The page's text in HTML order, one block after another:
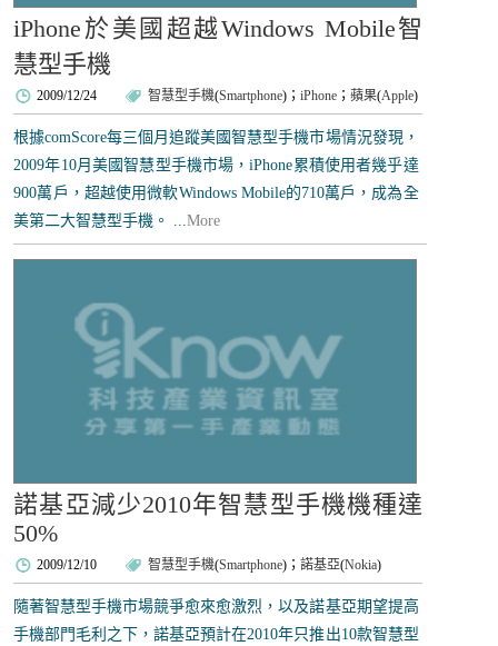
iPhone於美國超越Windows Mobile智
慧型手機
2009/12/24 智慧型手機(Smartphone)；iPhone ；蘋果(Apple)
根據comScore每三個月追蹤美國智慧型手機市場情況發現，
2009年10月美國智慧型手機市場，iPhone累積使用者幾乎達
900萬戶，超越使用微軟Windows Mobile的710萬戶，成為全
美第二大智慧型手機。 ...More
諾基亞減少2010年智慧型手機機種達
50%
2009/12/10 智慧型手機(Smartphone)；諾基亞(Nokia)
隨著智慧型手機市場競爭愈來愈激烈，以及諾基亞期望提高
手機部門毛利之下，諾基亞預計在2010年只推出10款智慧型